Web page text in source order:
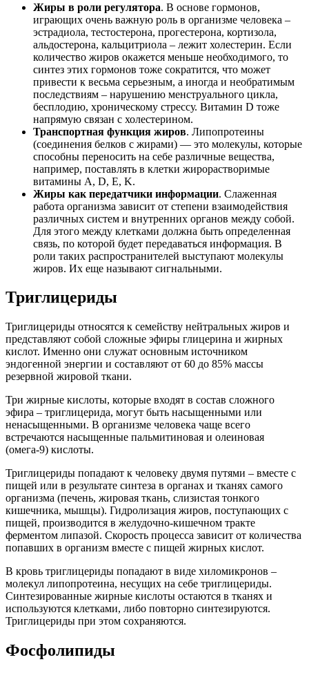
Жиры в роли регулятора. В основе гормонов,
играющих очень важную роль в организме человека –
эстрадиола, тестостерона, прогестерона, кортизола,
альдостерона, кальцитриола – лежит холестерин. Если
количество жиров окажется меньше необходимого, то
синтез этих гормонов тоже сократится, что может
привести к весьма серьезным, а иногда и необратимым
последствиям – нарушению менструального цикла,
бесплодию, хроническому стрессу. Витамин D тоже
напрямую связан с холестерином.
Транспортная функция жиров. Липопротеины
(соединения белков с жирами) — это молекулы, которые
способны переносить на себе различные вещества,
например, поставлять в клетки жирорастворимые
витамины A, D, E, K.
Жиры как передатчики информации. Слаженная
работа организма зависит от степени взаимодействия
различных систем и внутренних органов между собой.
Для этого между клетками должна быть определенная
связь, по которой будет передаваться информация. В
роли таких распространителей выступают молекулы
жиров. Их еще называют сигнальными.
Триглицериды
Триглицериды относятся к семейству нейтральных жиров и
представляют собой сложные эфиры глицерина и жирных
кислот. Именно они служат основным источником
эндогенной энергии и составляют от 60 до 85% массы
резервной жировой ткани.
Три жирные кислоты, которые входят в состав сложного
эфира – триглицерида, могут быть насыщенными или
ненасыщенными. В организме человека чаще всего
встречаются насыщенные пальмитиновая и олеиновая
(омега-9) кислоты.
Триглицериды попадают к человеку двумя путями – вместе с
пищей или в результате синтеза в органах и тканях самого
организма (печень, жировая ткань, слизистая тонкого
кишечника, мышцы). Гидролизация жиров, поступающих с
пищей, производится в желудочно-кишечном тракте
ферментом липазой. Скорость процесса зависит от количества
попавших в организм вместе с пищей жирных кислот.
В кровь триглицериды попадают в виде хиломикронов –
молекул липопротеина, несущих на себе триглицериды.
Синтезированные жирные кислоты остаются в тканях и
используются клетками, либо повторно синтезируются.
Триглицериды при этом сохраняются.
Фосфолипиды